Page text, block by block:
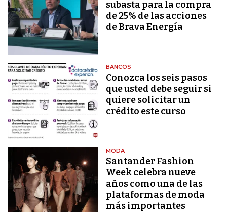
subasta para la compra
de 25% de las acciones
de Brava Energía
BANCOS
Conozca los seis pasos
que usted debe seguir si
quiere solicitar un
crédito este curso
MODA
Santander Fashion
Week celebra nueve
años como una de las
plataformas de moda
más importantes